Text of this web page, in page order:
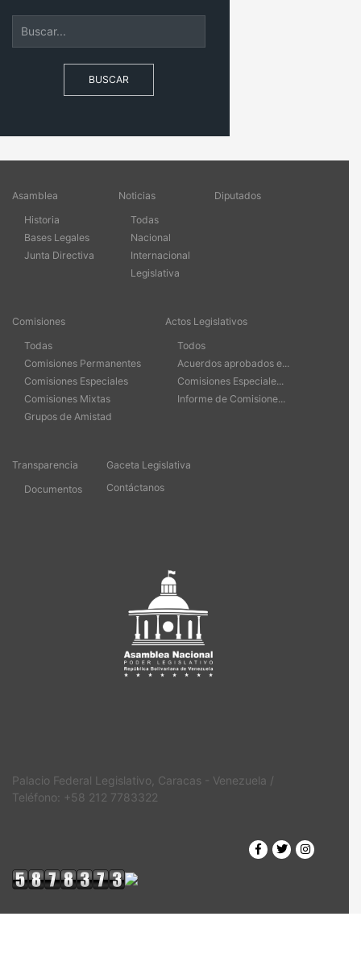
BUSCAR
Asamblea
Historia
Bases Legales
Junta Directiva
Noticias
Todas
Nacional
Internacional
Legislativa
Diputados
Comisiones
Todas
Comisiones Permanentes
Comisiones Especiales
Comisiones Mixtas
Grupos de Amistad
Actos Legislativos
Todos
Acuerdos aprobados e...
Comisiones Especiale...
Informe de Comisione...
Transparencia
Documentos
Gaceta Legislativa
Contáctanos
Palacio Federal Legislativo, Caracas - Venezuela /
Teléfono: +58 212 7783322